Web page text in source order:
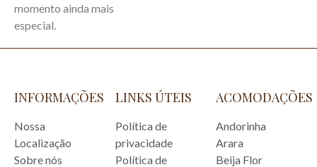
momento ainda mais
especial.
INFORMAÇÕES
Nossa
Localização
Sobre nós
LINKS ÚTEIS
Política de
privacidade
Política de
ACOMODAÇÕES
Andorinha
Arara
Beija Flor